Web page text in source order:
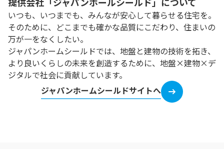
いつも、いつまでも、みんなが安心して暮らせる住宅を。
そのために、どこまでも確かな品質にこだわり、住まいの
万が一をなくしたい。
ジャパンホームシールドでは、地盤と建物の技術を拓き、
より良いくらしの未来を創造するために、地盤×建物×デ
ジタルで社会に貢献しています。
ジャパンホームシールドサイトへ